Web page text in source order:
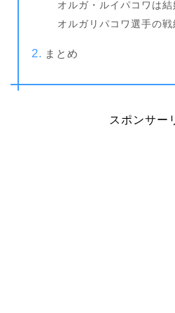
オルガ・ルイパコワは結
オルガリパコワ選手の戦
まとめ
スポンサー